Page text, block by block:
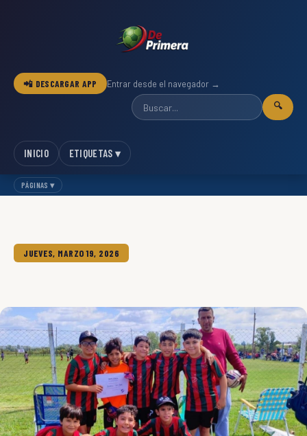
📲 DESCARGAR APP Entrar desde el navegador →
🔍
INICIO ETIQUETAS ▾
PÁGINAS ▾
JUEVES, MARZO 19, 2026